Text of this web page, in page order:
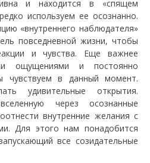
и находится в «спящем
используем ее осознанно.
«внутреннего наблюдателя»
повседневной жизни, чтобы
и чувства. Еще важнее
ощущениями и постоянно
чувствуем в данный момент.
удивительные открытия.
через осознанные
внутренние желания с
Для этого нам понадобится
все созидательные